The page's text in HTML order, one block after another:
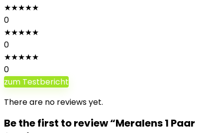
★★★★★
0
★★★★★
0
★★★★★
0
zum Testbericht
There are no reviews yet.
Be the first to review “Meralens 1 Paar